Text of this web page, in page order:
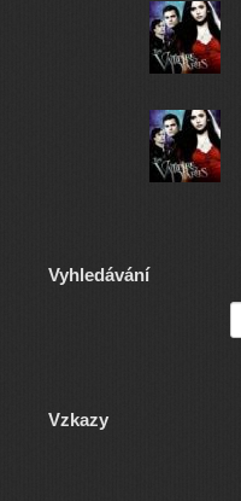
Vyhledávání
Vzkazy